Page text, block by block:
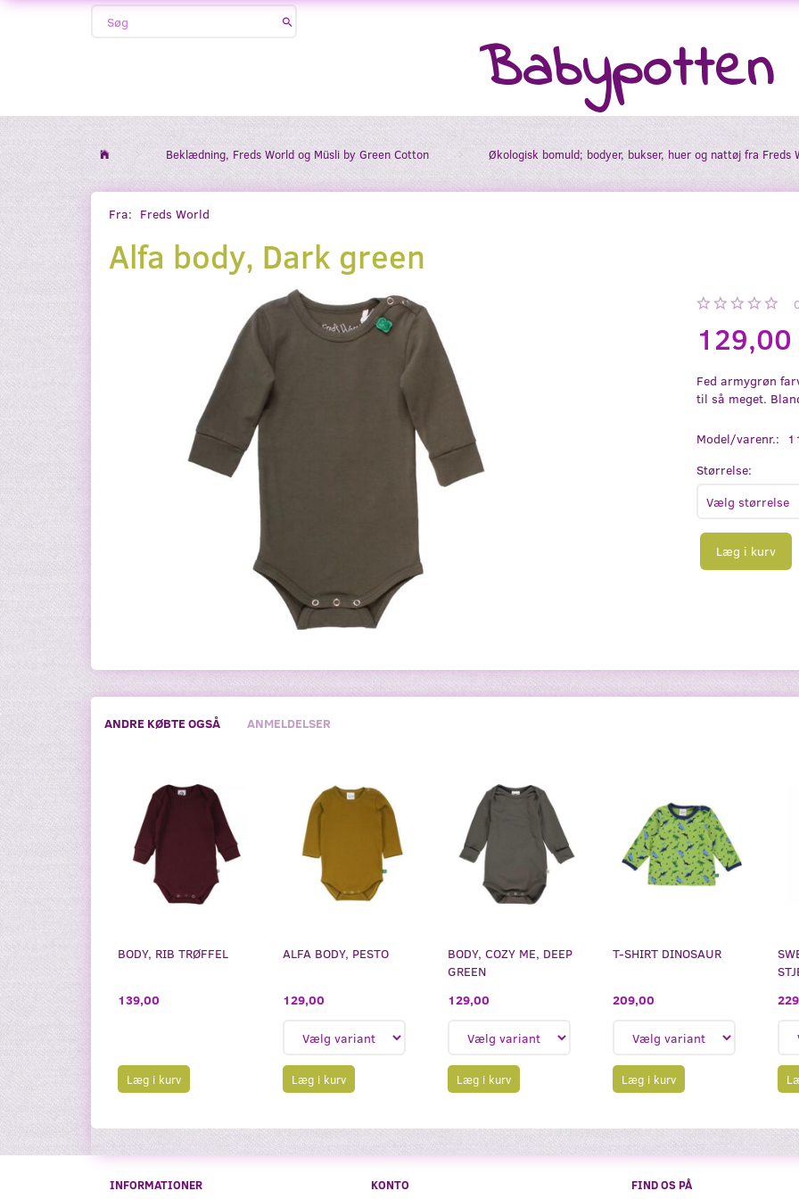
Babypotten
Beklædning, Freds World og Müsli by Green Cotton Økologisk bomuld; bodyer, bukser, huer og nattøj fra Freds
Fra: Freds World
Alfa body, Dark green
129,00
Fed armygrøn
til så meget.
Model/varenr.:
Størrelse:
Læg i kurv
ANDRE KØBTE OGSÅ ANMELDELSER
BODY, RIB TRØFFEL
139,00
Læg i kurv
ALFA BODY, PESTO
129,00
Læg i kurv
BODY, COZY ME, DEEP
GREEN
129,00
Læg i kurv
T-SHIRT DINOSAUR
209,00
Læg i kurv
INFORMATIONER KONTO FIND OS PÅ